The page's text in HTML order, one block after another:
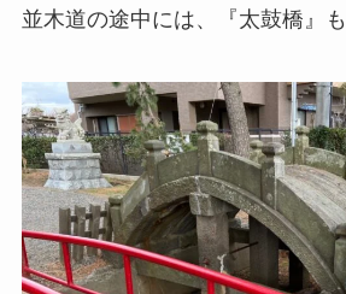
並木道の途中には、『太鼓橋』も